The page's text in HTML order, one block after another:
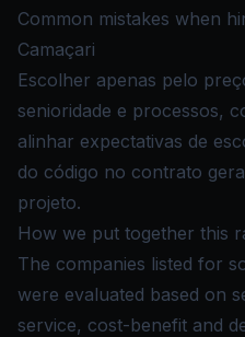
Common mistakes when
Camaçari
Escolher apenas pelo
senioridade e processos,
alinhar expectativas de
do código no contrato
projeto.
How we put together this
The companies listed for
were evaluated based on
service, cost-benefit and